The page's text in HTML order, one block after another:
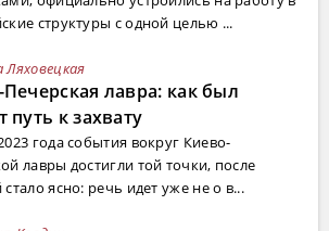
структуры с одной целью ...
лавра: как был
путь к захвату
года события вокруг Киево-
лавры достигли той точки, после
стало ясно: речь идет уже не о в...